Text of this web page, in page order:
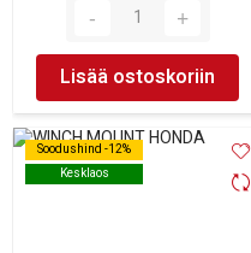
Lisää ostoskoriin
Soodushind -12%
Kesklaos
Soodushind -12%
Kesklaos